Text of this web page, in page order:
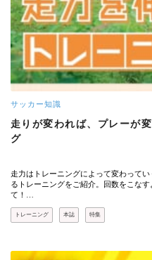
サッカー知識
走りが変われば、プレーが
グ
走力はトレーニングによって変わって
るトレーニングをご紹介。回数をこな
て！…
トレーニング 本誌 特集